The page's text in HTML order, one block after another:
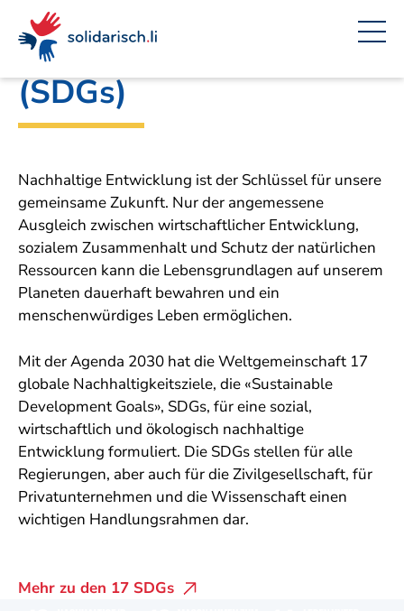
Navigieren
in
solidarisch.li
Schnellnavigation
Seitenkontext
Inhalt
Die 17
Nachhaltigkeitsziele
(SDGs)
Nachhaltige Entwicklung ist der Schlüssel für unsere
gemeinsame Zukunft. Nur der angemessene
Ausgleich zwischen wirtschaftlicher Entwicklung,
sozialem Zusammenhalt und Schutz der natürlichen
Ressourcen kann die Lebensgrundlagen auf unserem
Planeten dauerhaft bewahren und ein
menschenwürdiges Leben ermöglichen.
Mit der Agenda 2030 hat die Weltgemeinschaft 17
globale Nachhaltigkeitsziele, die «Sustainable
Development Goals», SDGs, für eine sozial,
wirtschaftlich und ökologisch nachhaltige
Entwicklung formuliert. Die SDGs stellen für alle
Regierungen, aber auch für die Zivilgesellschaft, für
Privatunternehmen und die Wissenschaft einen
wichtigen Handlungsrahmen dar.
Mehr zu den 17 SDGs